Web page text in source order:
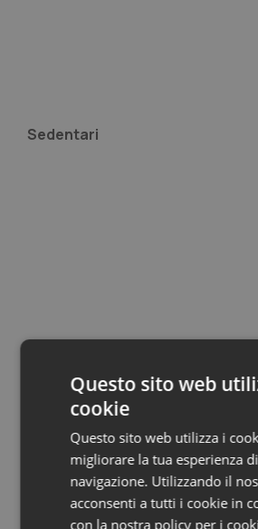
Sedentari
Questo sito web
cookie
Questo sito web utilizza i
migliorare la tua esperienza di
navigazione. Utilizzando il
acconsenti a tutti i cookie in
con la nostra policy per i